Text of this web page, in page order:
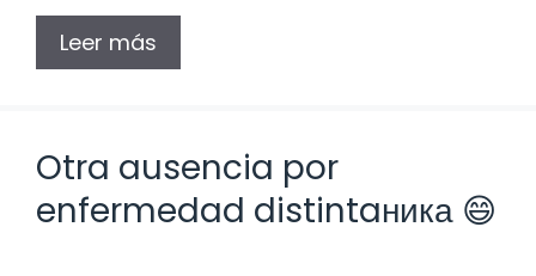
Leer más
Otra ausencia por
enfermedad distintaника 😄